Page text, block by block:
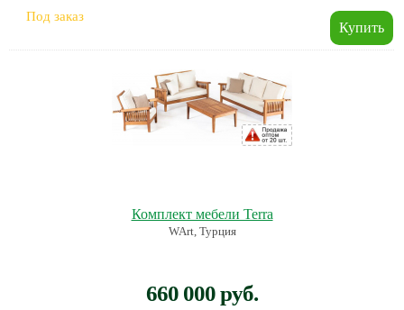
Под заказ
Комплект мебели Terra
WArt, Турция
660 000 руб.